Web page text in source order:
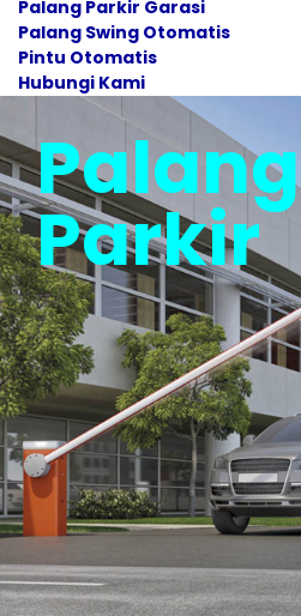
Palang Parkir Garasi
Palang Swing Otomatis
Pintu Otomatis
Hubungi Kami
Palang
Parkir